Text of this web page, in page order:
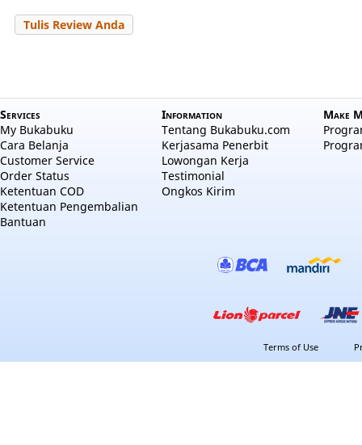
Tulis Review Anda
Services
My Bukabuku
Cara Belanja
Customer Service
Order Status
Ketentuan COD
Ketentuan Pengembalian
Bantuan
Information
Tentang Bukabuku.com
Kerjasama Penerbit
Lowongan Kerja
Testimonial
Ongkos Kirim
Make
Terms of Use